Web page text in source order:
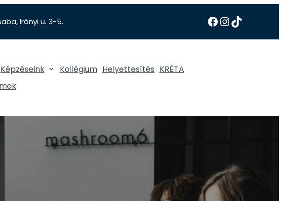
Irányi u. 3-5.
Képzéseink Kollégium Helyettesítés KRÉTA